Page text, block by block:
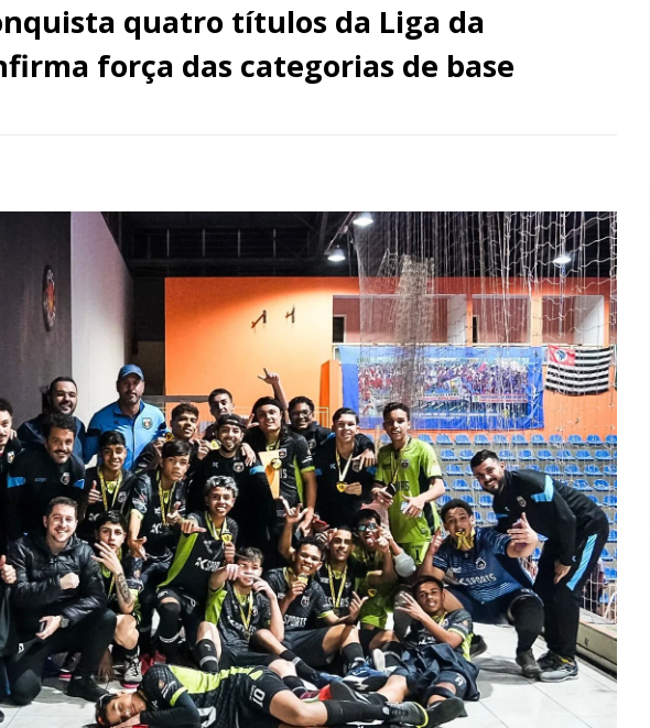
quatro títulos da Liga da
força das categorias de base